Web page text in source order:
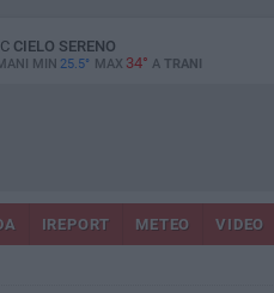
CIELO SERENO
MIN 25.5° MAX 34° A TRANI
IREPORT METEO VIDEO